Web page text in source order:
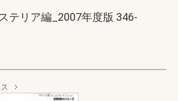
テリア編_2007年度版 346-